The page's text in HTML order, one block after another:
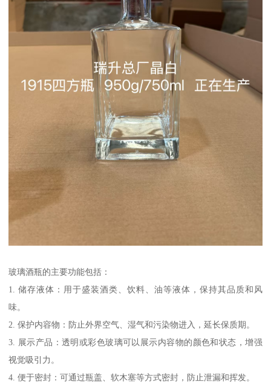
玻璃酒瓶的主要功能包括：
1. 储存液体：用于盛装酒类、饮料、油等液体，保持其品质和风
味。
2. 保护内容物：防止外界空气、湿气和污染物进入，延长保质期。
3. 展示产品：透明或彩色玻璃可以展示内容物的颜色和状态，增强
视觉吸引力。
4. 便于密封：可通过瓶盖、软木塞等方式密封，防止泄漏和挥发。